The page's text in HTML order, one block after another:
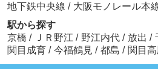
地下鉄中央線 / 大阪モノレール本
駅から探す
京橋 / ＪＲ野江 / 野江内代 / 放出 /
関目成育 / 今福鶴見 / 都島 / 関目